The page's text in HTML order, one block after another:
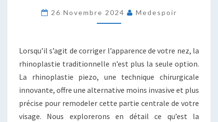
REMODELER
VOTRE
26 Novembre 2024 Medespoir
Lorsqu’il s’agit de corriger l’apparence de votre nez, la
rhinoplastie traditionnelle n’est plus la seule option.
La rhinoplastie piezo, une technique chirurgicale
innovante, offre une alternative moins invasive et plus
précise pour remodeler cette partie centrale de votre
visage. Nous explorerons en détail ce qu’est la